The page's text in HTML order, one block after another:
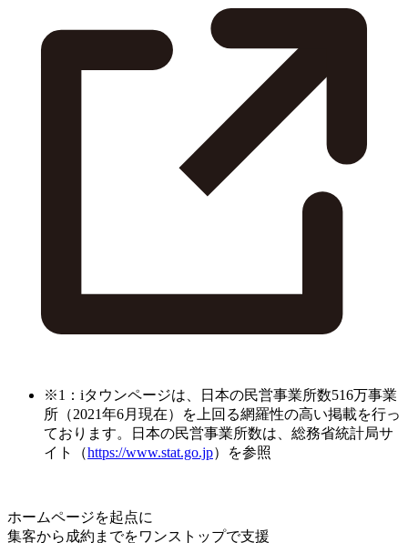
※1：iタウンページは、日本の民営事業所数516万事業
所（2021年6月現在）を上回る網羅性の高い掲載を行っ
ております。日本の民営事業所数は、総務省統計局サ
イト（https://www.stat.go.jp）を参照
ホームページを起点に
集客から成約までをワンストップで支援